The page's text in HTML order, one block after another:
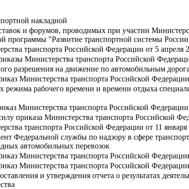
накладной
и форумов, проводимых при участии
программы "Развитие транспортной системы
транспорта Российской Федерации от 5 апреля
Министерства транспорта Российской
разрешения на движение по автомобильным
Министерства транспорта Российской
режима рабочего времени и времени отдыха
Министерства транспорта Российской
приказа Министерства транспорта Российской
транспорта Российской Федерации от 11 января
Федеральной службы по надзору в сфере
автомобильных перевозок
Министерства транспорта Российской
Министерства транспорта Российской
и утверждения отчета о результатах